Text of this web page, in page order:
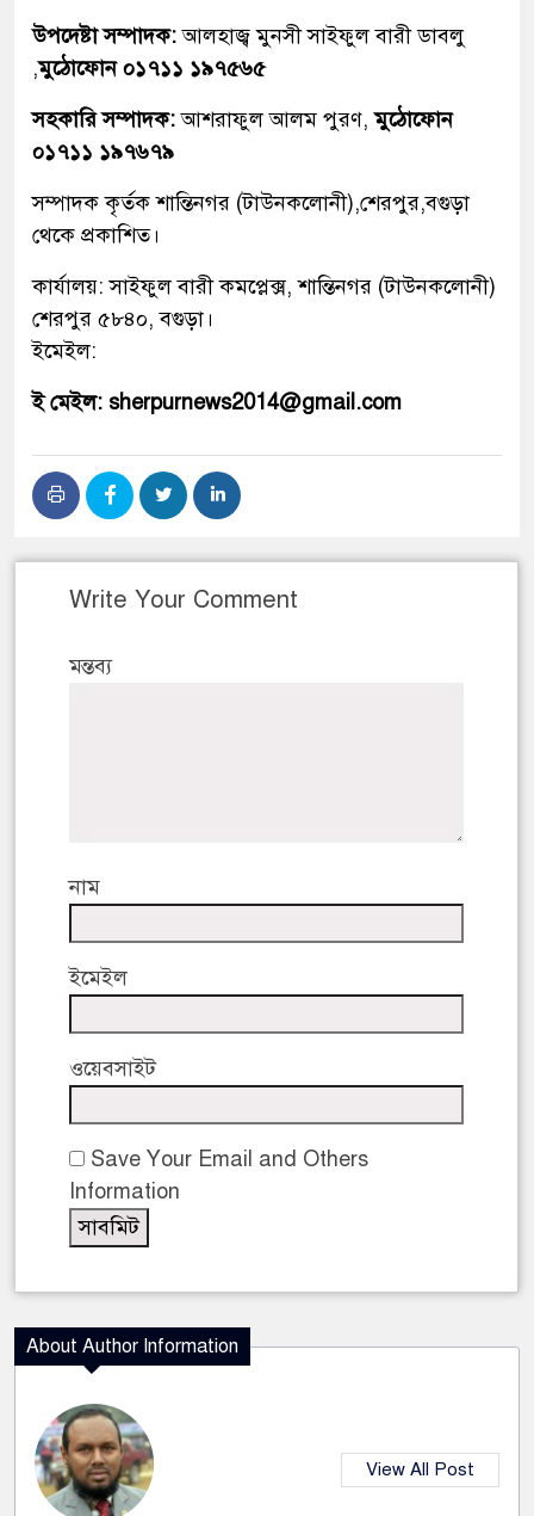
উপদেষ্টা সম্পাদক:আলহাজ্ব মুনসী সাইফুল বারী ডাবলু
,মুঠোফোন ০১৭১১ ১৯৭৫৬৫
সহকারি সম্পাদক:আশরাফুল আলম পুরণ,মুঠোফোন
০১৭১১ ১৯৭৬৭৯
সম্পাদক কৃর্তক শান্তিনগর (টাউনকলোনী),শেরপুর,বগুড়া
থেকে প্রকাশিত।
কার্যালয়: সাইফুল বারী কমপ্লেক্স, শান্তিনগর (টাউনকলোনী)
শেরপুর ৫৮৪০, বগুড়া।
ইমেইল:
ই মেইল: sherpurnews2014@gmail.com
Write Your Comment
মন্তব্য
নাম
ইমেইল
ওয়েবসাইট
Save Your Email and Others
Information
About Author Information
View All Post